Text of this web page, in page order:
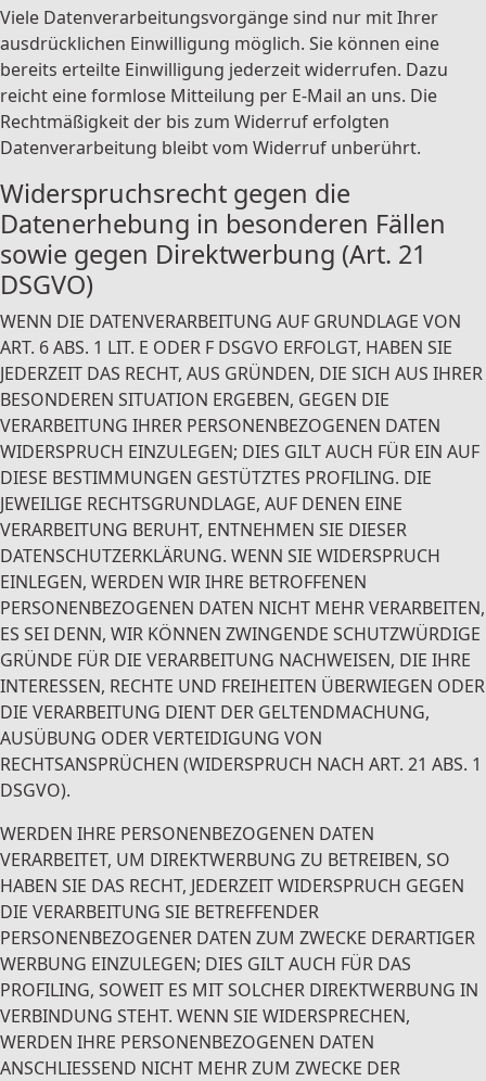
Viele Datenverarbeitungsvorgänge sind nur mit Ihrer
ausdrücklichen Einwilligung möglich. Sie können eine
bereits erteilte Einwilligung jederzeit widerrufen. Dazu
reicht eine formlose Mitteilung per E-Mail an uns. Die
Rechtmäßigkeit der bis zum Widerruf erfolgten
Datenverarbeitung bleibt vom Widerruf unberührt.
Widerspruchsrecht gegen die
Datenerhebung in besonderen Fällen
sowie gegen Direktwerbung (Art. 21
DSGVO)
WENN DIE DATENVERARBEITUNG AUF GRUNDLAGE VON
ART. 6 ABS. 1 LIT. E ODER F DSGVO ERFOLGT, HABEN SIE
JEDERZEIT DAS RECHT, AUS GRÜNDEN, DIE SICH AUS IHRER
BESONDEREN SITUATION ERGEBEN, GEGEN DIE
VERARBEITUNG IHRER PERSONENBEZOGENEN DATEN
WIDERSPRUCH EINZULEGEN; DIES GILT AUCH FÜR EIN AUF
DIESE BESTIMMUNGEN GESTÜTZTES PROFILING. DIE
JEWEILIGE RECHTSGRUNDLAGE, AUF DENEN EINE
VERARBEITUNG BERUHT, ENTNEHMEN SIE DIESER
DATENSCHUTZERKLÄRUNG. WENN SIE WIDERSPRUCH
EINLEGEN, WERDEN WIR IHRE BETROFFENEN
PERSONENBEZOGENEN DATEN NICHT MEHR VERARBEITEN,
ES SEI DENN, WIR KÖNNEN ZWINGENDE SCHUTZWÜRDIGE
GRÜNDE FÜR DIE VERARBEITUNG NACHWEISEN, DIE IHRE
INTERESSEN, RECHTE UND FREIHEITEN ÜBERWIEGEN ODER
DIE VERARBEITUNG DIENT DER GELTENDMACHUNG,
AUSÜBUNG ODER VERTEIDIGUNG VON
RECHTSANSPRÜCHEN (WIDERSPRUCH NACH ART. 21 ABS. 1
DSGVO).
WERDEN IHRE PERSONENBEZOGENEN DATEN
VERARBEITET, UM DIREKTWERBUNG ZU BETREIBEN, SO
HABEN SIE DAS RECHT, JEDERZEIT WIDERSPRUCH GEGEN
DIE VERARBEITUNG SIE BETREFFENDER
PERSONENBEZOGENER DATEN ZUM ZWECKE DERARTIGER
WERBUNG EINZULEGEN; DIES GILT AUCH FÜR DAS
PROFILING, SOWEIT ES MIT SOLCHER DIREKTWERBUNG IN
VERBINDUNG STEHT. WENN SIE WIDERSPRECHEN,
WERDEN IHRE PERSONENBEZOGENEN DATEN
ANSCHLIESSEND NICHT MEHR ZUM ZWECKE DER